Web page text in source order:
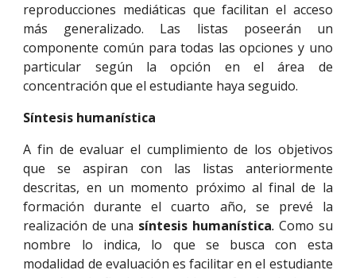
reproducciones mediáticas que facilitan el acceso
más generalizado. Las listas poseerán un
componente común para todas las opciones y uno
particular según la opción en el área de
concentración que el estudiante haya seguido.
Síntesis humanística
A fin de evaluar el cumplimiento de los objetivos
que se aspiran con las listas anteriormente
descritas, en un momento próximo al final de la
formación durante el cuarto año, se prevé la
realización de una síntesis humanística.Como su
nombre lo indica, lo que se busca con esta
modalidad de evaluación es facilitar en el estudiante